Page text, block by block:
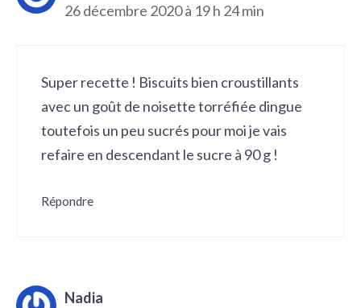
26 décembre 2020 à 19 h 24 min
Super recette ! Biscuits bien croustillants
avec un goût de noisette torréfiée dingue
toutefois un peu sucrés pour moi je vais
refaire en descendant le sucre à 90 g !
Répondre
Nadia